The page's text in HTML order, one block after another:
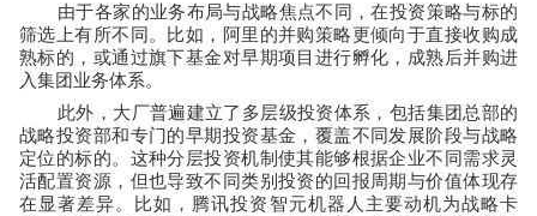
由于各家的业务布局与战略焦点不同，在投资策略与标的
筛选上有所不同。比如，阿里的并购策略更倾向于直接收购成
熟标的，或通过旗下基金对早期项目进行孵化，成熟后并购进
入集团业务体系。
此外，大厂普遍建立了多层级投资体系，包括集团总部的
战略投资部和专门的早期投资基金，覆盖不同发展阶段与战略
定位的标的。这种分层投资机制使其能够根据企业不同需求灵
活配置资源，但也导致不同类别投资的回报周期与价值体现存
在显著差异。比如，腾讯投资智元机器人主要动机为战略卡